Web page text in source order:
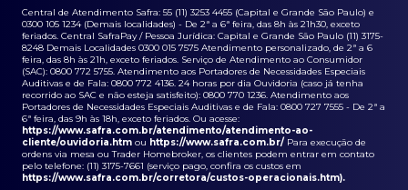
Central de Atendimento Safra: 55 (11) 3253 4455 (Capital e Grande São Paulo) e
0300 105 1234 (Demais localidades) - De 2ª a 6ª feira, das 8h às 21h30, exceto
feriados. Central SafraPay / Pessoa Jurídica: Capital e Grande São Paulo (11) 3175-
8248 Demais Localidades 0300 015 7575 Atendimento personalizado, de 2ª a 6
feira, das 8h às 21h, exceto feriados. Serviço de Atendimento ao Consumidor
(SAC): 0800 772 5755. Atendimento aos Portadores de Necessidades Especiais
Auditivas e de Fala: 0800 772 4136. 24 horas por dia Ouvidoria (caso já tenha
recorrido ao SAC e não esteja satisfeito): 0800 770 1236. Atendimento aos
Portadores de Necessidades Especiais Auditivas e de Fala: 0800 727 7555 - De 2ª a
6ª feira, das 9h às 18h, exceto feriados. Ou acesse:
https://www.safra.com.br/atendimento/atendimento-ao-
cliente/ouvidoria.htm ou https://www.safra.com.br/ Para execução de
ordens via mesa ou Trader Homebroker, os clientes podem entrar em contato
pelo telefone: (11) 3175-7661 (serviço pago, confira os custos em
https://www.safra.com.br/corretora/custos-operacionais.htm).